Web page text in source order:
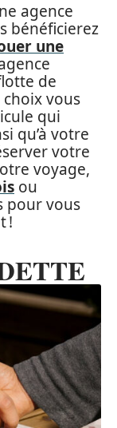
agence
bénéficierez
une
de
vous
qui
qu’à votre
votre
voyage,
ou
pour vous
!